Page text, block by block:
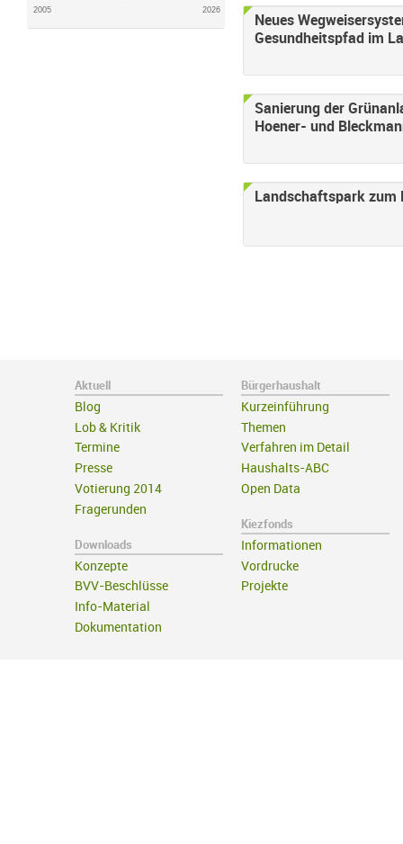
2005 2026
Neues
Gesundheitspfad im
Sanierung der
Hoener- und
Landschaftspark zum
Aktuell
Blog
Lob & Kritik
Termine
Presse
Votierung 2014
Fragerunden
Downloads
Konzepte
BVV-Beschlüsse
Info-Material
Dokumentation
Bürgerhaushalt
Kurzeinführung
Themen
Verfahren im Detail
Haushalts-ABC
Open Data
Kiezfonds
Informationen
Vordrucke
Projekte